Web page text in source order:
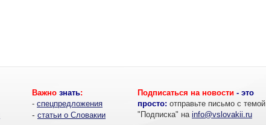
Важно знать:
- спецпредложения
- статьи о Словакии
Подписаться на новости - это
просто: отправьте письмо с темой
"Подписка" на info@vslovakii.ru